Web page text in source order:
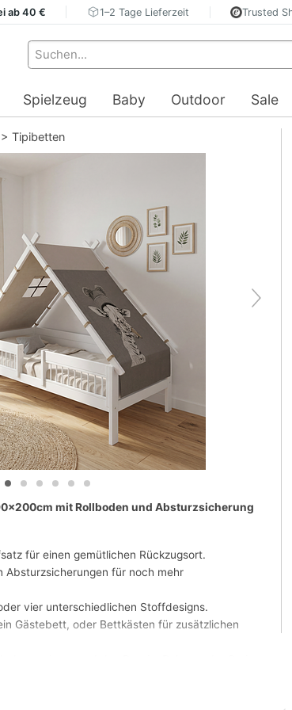
ab 40 € 1–2 Tage Lieferzeit Trusted
Spielzeug Baby Outdoor Sale
> Tipibetten
mit Rollboden und Absturzsicherung
für einen gemütlichen Rückzugsort.
Absturzsicherungen für noch mehr
vier unterschiedlichen Stoffdesigns.
Gästebett, oder Bettkästen für zusätzlichen
demontieren und das Bett im Rahmen der Serie
erhältlich)